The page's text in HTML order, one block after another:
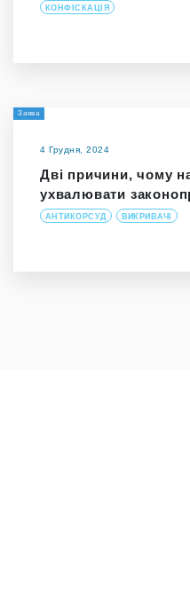
КОНФІСКАЦІЯ
Заява
4 Грудня, 2024
Дві причини, чому
ухвалювати
АНТИКОРСУД ВИКРИВАЧІ